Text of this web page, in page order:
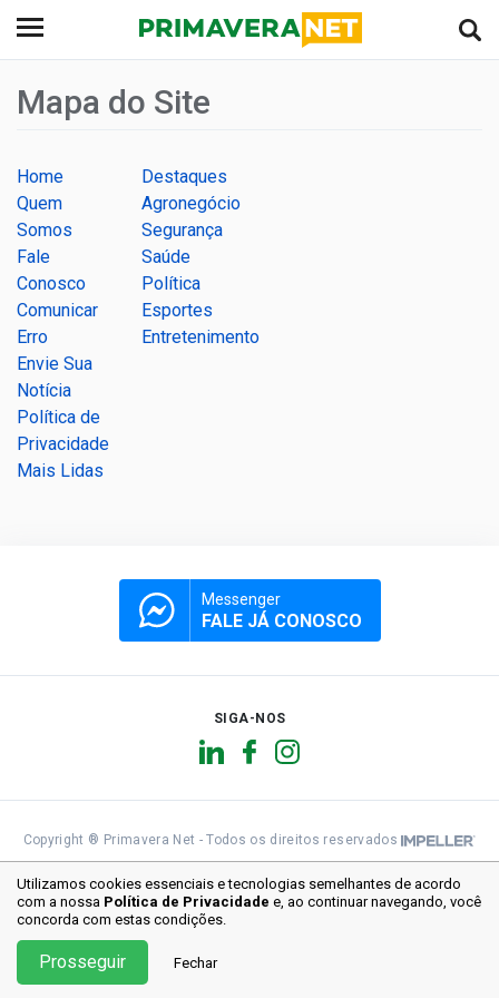
Mapa do Site
Home
Quem
Somos
Fale
Conosco
Comunicar
Erro
Envie Sua
Notícia
Política de
Privacidade
Mais Lidas
Destaques
Agronegócio
Segurança
Saúde
Política
Esportes
Entretenimento
Utilizamos cookies essenciais e tecnologias semelhantes de acordo
com a nossa Política de Privacidade e, ao continuarnavegando, você
concorda com estas condições.
Prosseguir Fechar
Messenger
FALE JÁ CONOSCO
SIGA-NOS
Copyright ® Primavera Net - Todos os direitos reservados